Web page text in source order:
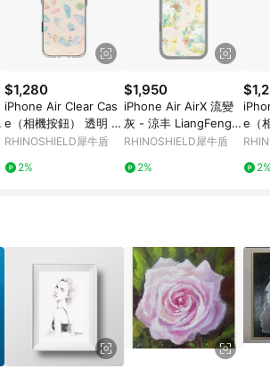
$1,280
iPhone Air Clear Cas
e（相機按鈕） 透明 -
欣蒂小姐 Miss Cyndi -
RHINOSHIELD犀牛盾
2%
$1,950
iPhone Air AirX 流變
灰 - 涼丰 LiangFeng -
春日小鳥兒
RHINOSHIELD犀牛盾
2%
e（
o 粉